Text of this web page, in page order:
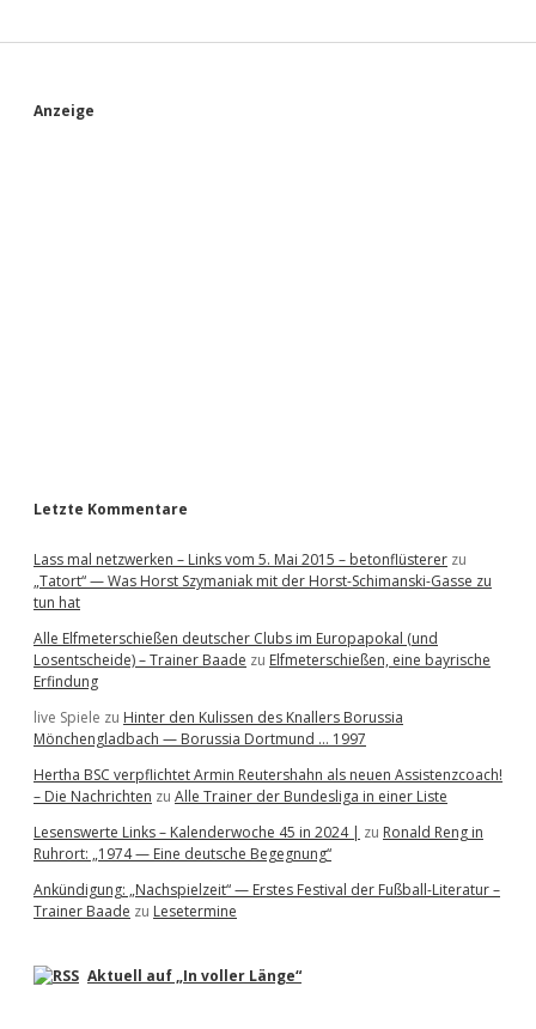
S
Anzeige
Letzte Kommentare
Lass mal netzwerken – Links vom 5. Mai 2015 – betonflüsterer zu
„Tatort“ — Was Horst Szymaniak mit der Horst-Schimanski-Gasse zu
tun hat
Alle Elfmeterschießen deutscher Clubs im Europapokal (und
Losentscheide) – Trainer Baade zu Elfmeterschießen, eine bayrische
Erfindung
live Spiele zu Hinter den Kulissen des Knallers Borussia
Mönchengladbach — Borussia Dortmund … 1997
Hertha BSC verpflichtet Armin Reutershahn als neuen Assistenzcoach!
– Die Nachrichten zu Alle Trainer der Bundesliga in einer Liste
Lesenswerte Links – Kalenderwoche 45 in 2024 | zu Ronald Reng in
Ruhrort: „1974 — Eine deutsche Begegnung“
Ankündigung: „Nachspielzeit“ — Erstes Festival der Fußball-Literatur –
Trainer Baade zu Lesetermine
Aktuell auf „In voller Länge“